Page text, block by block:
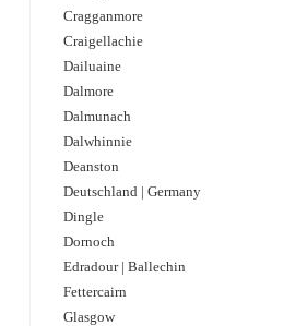
Cragganmore
Craigellachie
Dailuaine
Dalmore​
Dalmunach
Dalwhinnie
Deanston
Deutschland | Germany
Dingle
Dornoch
Edradour | Ballechin
Fettercairn
Glasgow